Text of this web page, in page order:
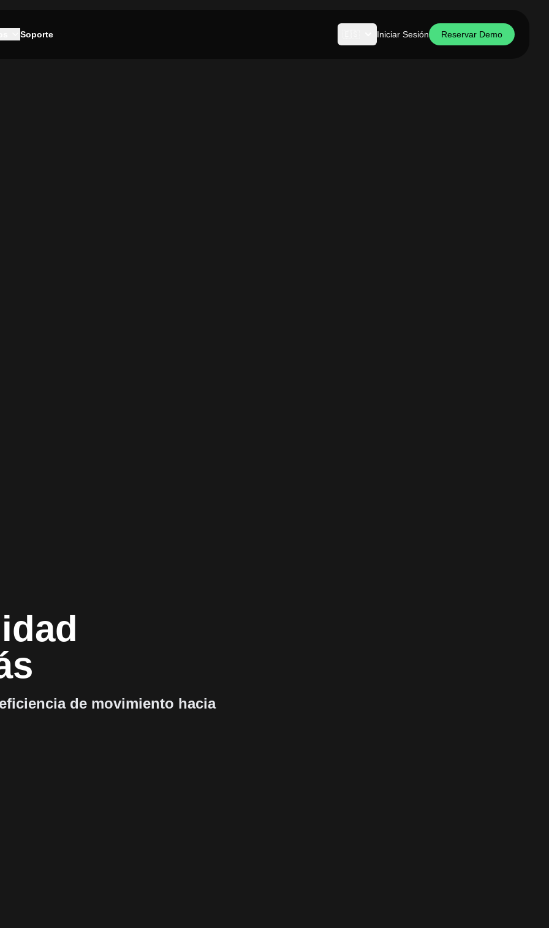
Soporte Iniciar Sesión Reservar Demo
de movimiento hacia